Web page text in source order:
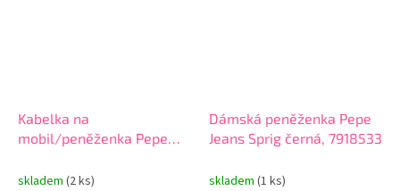
Kabelka na
mobil/peněženka Pepe
skladem (2 ks)
Dámská peněženka Pepe
Jeans Sprig černá, 7918533
skladem (1 ks)